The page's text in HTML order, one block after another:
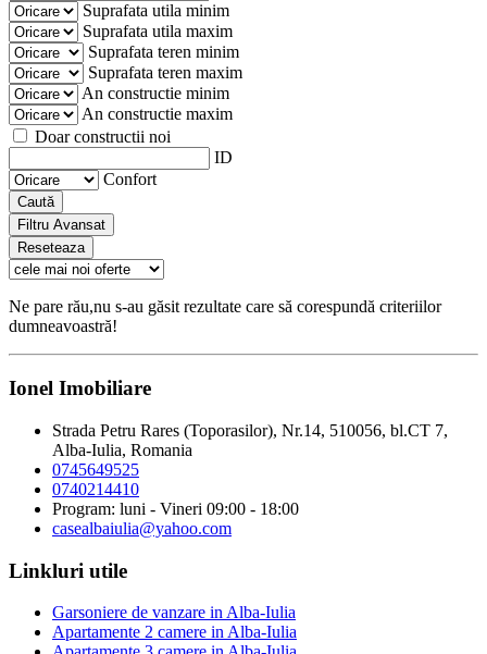
Suprafata utila minim
Suprafata utila maxim
Suprafata teren minim
Suprafata teren maxim
An constructie minim
An constructie maxim
Doar constructii noi
ID
Confort
Caută
Filtru Avansat
Reseteaza
Ne pare rău,nu s-au găsit rezultate care să corespundă criteriilor
dumneavoastră!
Ionel Imobiliare
Strada Petru Rares (Toporasilor), Nr.14, 510056, bl.CT 7,
Alba-Iulia, Romania
0745649525
0740214410
Program: luni - Vineri 09:00 - 18:00
casealbaiulia@yahoo.com
Linkluri utile
Garsoniere de vanzare in Alba-Iulia
Apartamente 2 camere in Alba-Iulia